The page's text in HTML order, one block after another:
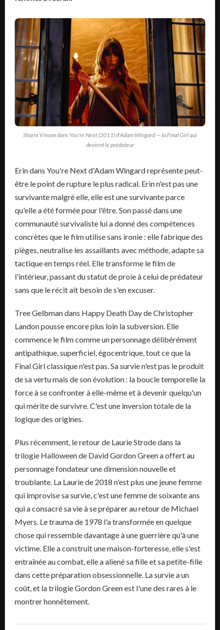
Sharni Vinson dans You're Next (2011) d'Adam Wingard — la Final Girl qui
devient le prédateur
Erin dans You're Next d'Adam Wingard représente peut-
être le point de rupture le plus radical. Erin n'est pas une
survivante malgré elle, elle est une survivante parce
qu'elle a été formée pour l'être. Son passé dans une
communauté survivaliste lui a donné des compétences
concrètes que le film utilise sans ironie : elle fabrique des
pièges, neutralise les assaillants avec méthode, adapte sa
tactique en temps réel. Elle transforme le film de
l'intérieur, passant du statut de proie à celui de prédateur
sans que le récit ait besoin de s'en excuser.
Tree Gelbman dans Happy Death Day de Christopher
Landon pousse encore plus loin la subversion. Elle
commence le film comme un personnage délibérément
antipathique, superficiel, égocentrique, tout ce que la
Final Girl classique n'est pas. Sa survie n'est pas le produit
de sa vertu mais de son évolution : la boucle temporelle la
force à se confronter à elle-même et à devenir quelqu'un
qui mérite de survivre. C'est une inversion totale de la
logique des origines.
Plus récemment, le retour de Laurie Strode dans la
trilogie Halloween de David Gordon Green a offert au
personnage fondateur une dimension nouvelle et
troublante. La Laurie de 2018 n'est plus une jeune femme
qui improvise sa survie, c'est une femme de soixante ans
qui a consacré sa vie à se préparer au retour de Michael
Myers. Le trauma de 1978 l'a transformée en quelque
chose qui ressemble davantage à une guerrière qu'à une
victime. Elle a construit une maison-forteresse, elle s'est
entraînée au combat, elle a aliené sa fille et sa petite-fille
dans cette préparation obsessionnelle. La survie a un
coût, et la trilogie Gordon Green est l'une des rares à le
montrer honnêtement.